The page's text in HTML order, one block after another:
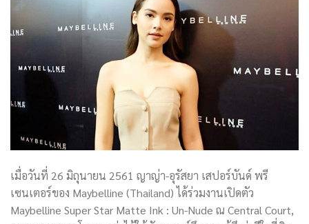
เมื่อวันที่ 26 มิถุนายน 2561 ญาญ่า-อุรัสยา เสปอร์บันด์ พรี
เซนเตอร์ของ Maybelline (Thailand) ได้ร่วมงานเปิดตัว
Maybelline Super Star Matte Ink : Un-Nude ณ Central Court,